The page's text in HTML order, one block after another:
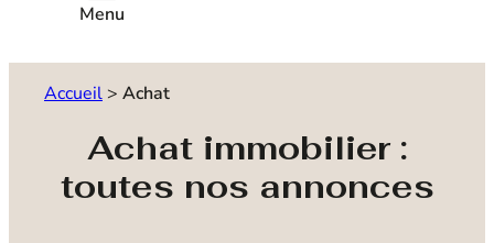
Menu
Accueil > Achat
Achat immobilier :
toutes nos annonces